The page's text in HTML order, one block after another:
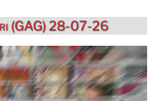
(GAG) 28-07-26